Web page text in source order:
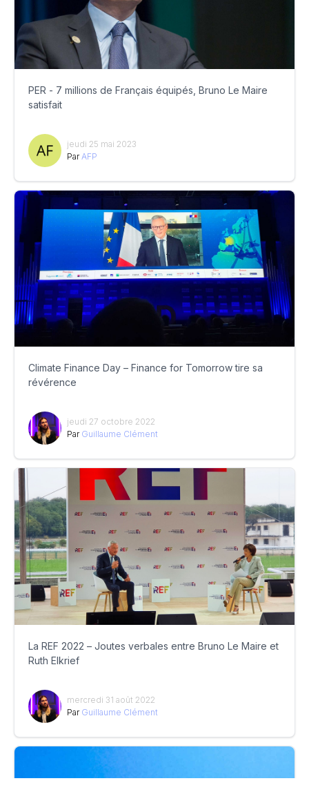
PER - 7 millions de Français équipés, Bruno Le Maire
satisfait
jeudi 25 mai 2023
Par AFP
Climate Finance Day – Finance for Tomorrow tire sa
révérence
jeudi 27 octobre 2022
Par Guillaume Clément
La REF 2022 – Joutes verbales entre Bruno Le Maire et
Ruth Elkrief
mercredi 31 août 2022
Par Guillaume Clément